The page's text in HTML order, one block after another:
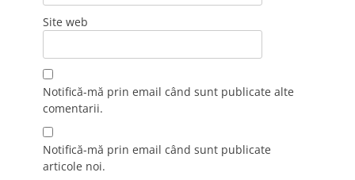
Site web
Notifică-mă prin email când sunt publicate alte
comentarii.
Notifică-mă prin email când sunt publicate
articole noi.